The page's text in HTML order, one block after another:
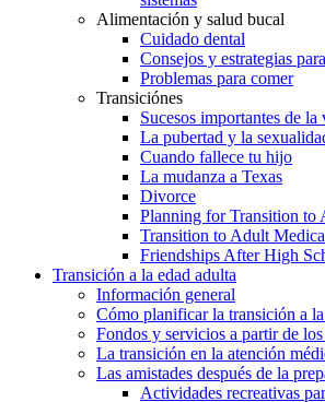
Alimentación y salud bucal
Cuidado dental
Consejos y estrategias
Problemas para comer
Transiciónes
Sucesos importantes de la
La pubertad y la
Cuando fallece tu hijo
La mudanza a Texas
Divorce
Planning for Transition to
Transition to Adult
Friendships After High
Transición a la edad adulta
Información general
Cómo planificar la transición a
Fondos y servicios a partir de
La transición en la atención
Las amistades después de la
Actividades recreativas